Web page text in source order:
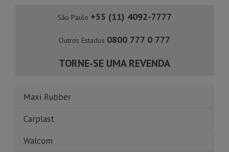
São Paulo +55 (11) 4092-7777
Outros Estados 0800 777 0 777
TORNE-SE UMA REVENDA
Maxi Rubber
Carplast
Walcom